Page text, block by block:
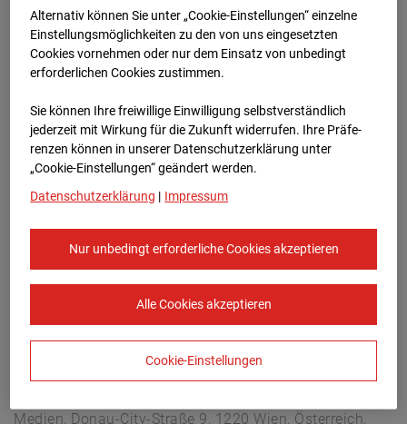
Buchholzerstraße 102, 30655 Hannover
Zur Übersicht
Europe/Berlin
Medien, Donau-City-Straße 9, 1220 Wien, Österreich,
Alternativ können Sie unter „Cookie-Einstellungen“ einzelne
Einstellungsmöglichkeiten zu den von uns eingesetzten
Cookies vornehmen oder nur dem Einsatz von unbedingt
erforderlichen Cookies zustimmen.
Sie können Ihre freiwillige Einwilligung selbstverständlich
jederzeit mit Wirkung für die Zukunft widerrufen. Ihre Prä­fe­
renzen können in unserer Datenschutzerklärung unter
„Cookie-Einstellungen“ geändert werden.
Datenschutzerklärung | Impressum
Nur unbedingt erforderliche Cookies akzeptieren
Alle Cookies akzeptieren
Cookie-Einstellungen